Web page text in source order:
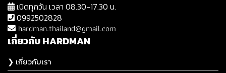
เปิดทุกวัน เวลา 08.30-17.30 น.
0992502828
hardman.thailand@gmail.com
เกี่ยวกับ HARDMAN
❯ เกี่ยวกับเรา